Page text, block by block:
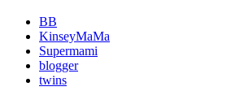
BB
KinseyMaMa
Supermami
blogger
twins